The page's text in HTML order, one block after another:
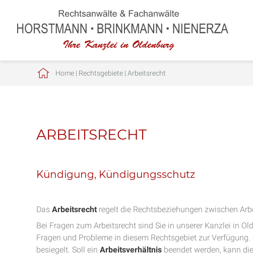
Home| Rechtsgebiete| Arbeitsrecht
ARBEITSRECHT
Kündigung, Kündigungsschutz
Das Arbeitsrecht regelt die Rechtsbeziehungen zwischen
Bei Fragen zum Arbeitsrecht sind Sie in unserer Kanzlei in
Fragen und Probleme in diesem Rechtsgebiet zur Verfügung.
besiegelt. Soll ein Arbeitsverhältnis beendet werden, kann